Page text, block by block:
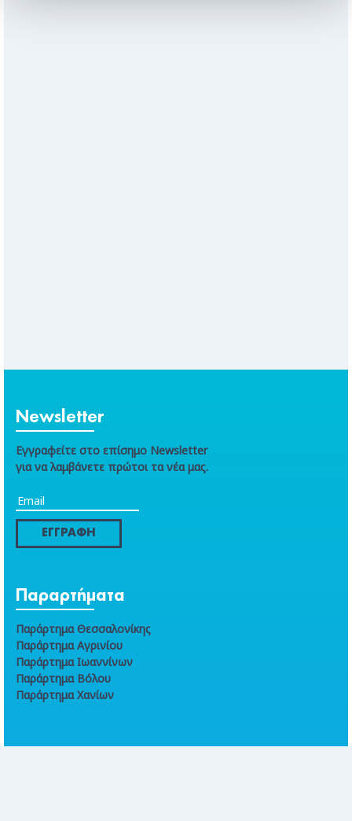
Newsletter
Εγγραφείτε στο επίσημο Newsletter
για να λαμβάνετε πρώτοι τα νέα μας.
ΕΓΓΡΑΦΗ
Παραρτήματα
Παράρτημα Θεσσαλονίκης
Παράρτημα Αγρινίου
Παράρτημα Ιωαννίνων
Παράρτημα Βόλου
Παράρτημα Χανίων